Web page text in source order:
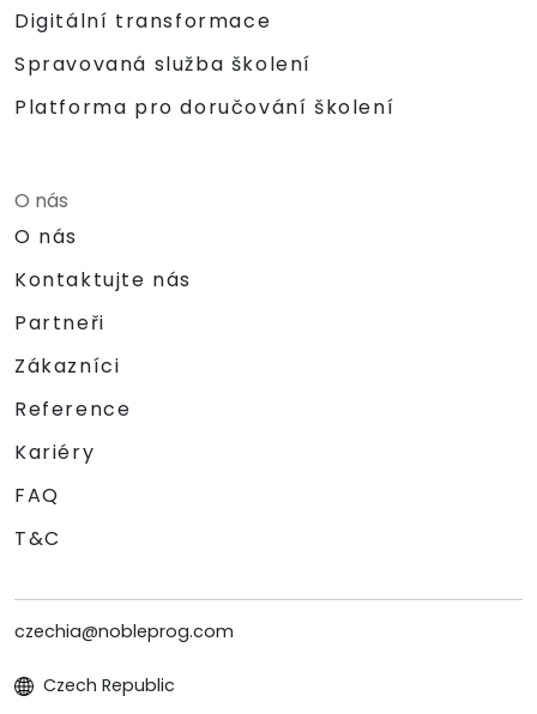
Digitální transformace
Spravovaná služba školení
Platforma pro doručování školení
O nás
O nás
Kontaktujte nás
Partneři
Zákazníci
Reference
Kariéry
FAQ
T&C
czechia@nobleprog.com
Czech Republic